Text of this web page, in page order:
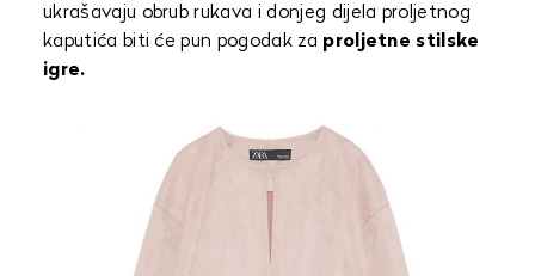
ukrašavaju obrub rukava i donjeg dijela proljetnog
kaputića biti će pun pogodak za proljetne stilske
igre.